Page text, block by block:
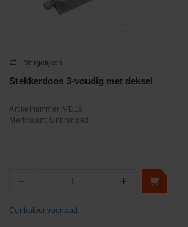
Vergelijken
Stekkerdoos 3-voudig met deksel
Artikelnummer:VD16
Merknaam: Unbranded
− +
Controleer voorraad